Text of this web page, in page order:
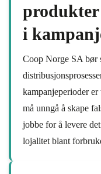
produkter
i
Coop Norge SA bør
kampanjeperioder
må unngå å skape
jobbe for å levere
lojalitet blant